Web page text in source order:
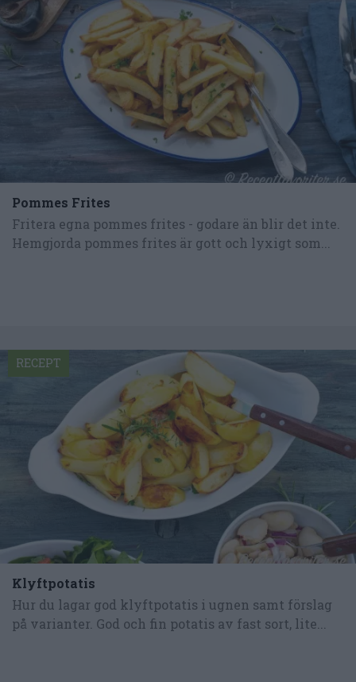
Pommes Frites
Fritera egna pommes frites - godare än blir det inte.
Hemgjorda pommes frites är gott och lyxigt som...
Klyftpotatis
Hur du lagar god klyftpotatis i ugnen samt förslag
på varianter. God och fin potatis av fast sort, lite...
RECEPT